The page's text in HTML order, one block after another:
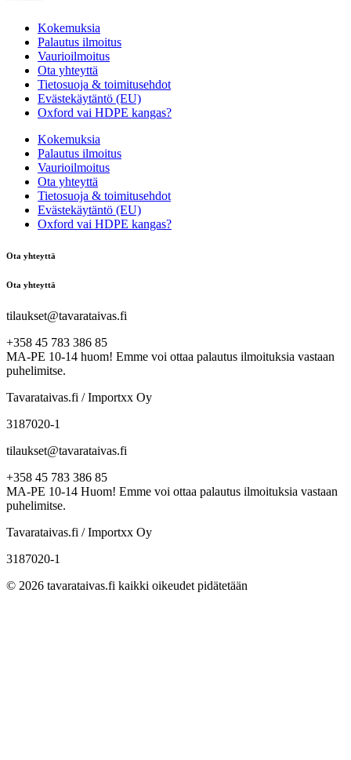
Kokemuksia
Palautus ilmoitus
Vaurioilmoitus
Ota yhteyttä
Tietosuoja & toimitusehdot
Evästekäytäntö (EU)
Oxford vai HDPE kangas?
Kokemuksia
Palautus ilmoitus
Vaurioilmoitus
Ota yhteyttä
Tietosuoja & toimitusehdot
Evästekäytäntö (EU)
Oxford vai HDPE kangas?
Ota yhteyttä
Ota yhteyttä
tilaukset@tavarataivas.fi
+358 45 783 386 85
MA-PE 10-14 huom! Emme voi ottaa palautus ilmoituksia vastaan
puhelimitse.
Tavarataivas.fi / Importxx Oy
3187020-1
tilaukset@tavarataivas.fi
+358 45 783 386 85
MA-PE 10-14 Huom! Emme voi ottaa palautus ilmoituksia vastaan
puhelimitse.
Tavarataivas.fi / Importxx Oy
3187020-1
© 2026 tavarataivas.fi kaikki oikeudet pidätetään